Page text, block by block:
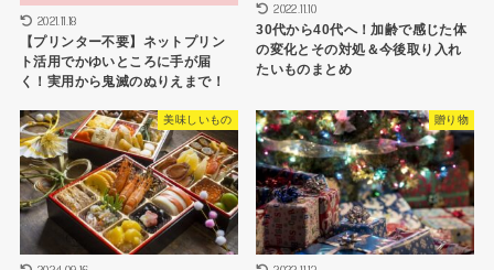
2021.11.18
【プリンター不要】ネットプリン
ト活用でかゆいところに手が届
く！実用から鬼滅のぬりえまで！
2022.11.10
30代から40代へ！加齢で感じた体
の変化とその対処＆今後取り入れ
たいものまとめ
美味しいもの 贈り物